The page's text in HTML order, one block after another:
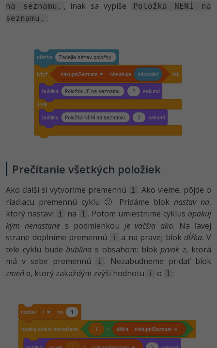
na seznamu. , inak sa vypíše
Položka NENÍ na
seznamu. :
Prečítanie všetkých položiek
Ako ďalší si vytvoríme premennú i . Ako vieme, pôjde o
riadiacu premennú cyklu 🙂 Pridáme blok nastav na,
ktorý nastaví i na 1 . Potom umiestnime cyklus opakuj
kým nenastanes podmienkou je väčšia ako. Na ľavej
strane doplníme premennú
i a na pravej blok dĺžka. V
tele cyklu budebublina s obsahom: blokprvok z, ktorá
má v sebe premennú
i . Nezabudneme pridať blok
zmeň o, ktorý zakaždým zvýši hodnotu i o 1 :